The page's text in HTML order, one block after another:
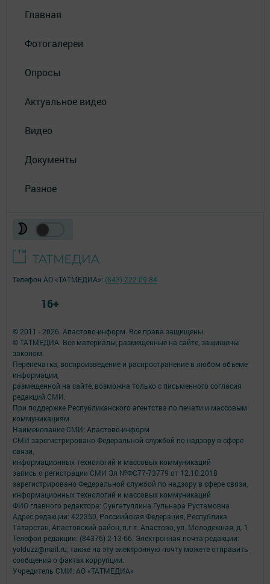
Главная
Фотогалереи
Опросы
Актуальное видео
Видео
Документы
Разное
© 2011 - 2026. Апастово-информ. Все права защищены.
© ТАТМЕДИА. Все материалы, размещенные на сайте, защищены
законом.
Перепечатка, воспроизведение и распространение в любом объеме
информации,
размещенной на сайте, возможна только с письменного согласия
редакций СМИ.
При поддержке Республиканского агентства по печати и массовым
коммуникациям.
Наименование СМИ: Апастово-информ
СМИ зарегистрировано Федеральной службой по надзору в сфере
связи,
информационных технологий и массовых коммуникаций
запись о регистрации СМИ Эл №ФС77-73779 от 12.10.2018
зарегистрировано Федеральной службой по надзору в сфере связи,
информационных технологий и массовых коммуникаций
ФИО главного редактора: Сунгатуллина Гульнара Рустамовна
Адрес редакции: 422350, Россиийская Федерация, Республика
Татарстан, Апастовский район, п.г.т. Апастово, ул. Молодежная, д. 1
Телефон редакции: (84376) 2-13-66. Электронная почта редакции:
yolduzz@mail.ru, также на эту электронную почту можете отправить
сообщения о фактах коррупции.
Учредитель СМИ: АО «ТАТМЕДИА»
Телефон АО «ТАТМЕДИА»: (843) 222 09 84
16+